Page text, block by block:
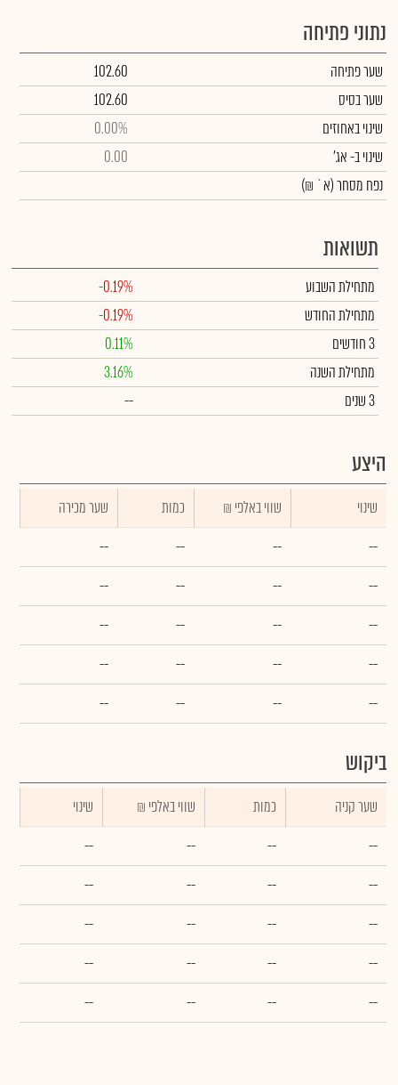
נתוני פתיחה
שער פתיחה
102.60
שער בסיס
102.60
שינוי באחוזים
0.00%
שינויב- אג'
0.00
נפח מסחר(א` ₪)
תשואות
מתחילת השבוע
-0.19%
מתחילת החודש
-0.19%
3 חודשים
0.11%
מתחילת השנה
3.16%
3 שנים
--
היצע
שינוי ₪ שווי באלפי כמות
שער מכירה
--
--
--
--
--
--
--
--
--
--
--
--
--
--
--
--
--
--
--
--
ביקוש
שער קניה כמות ₪ שווי באלפי
שינוי
--
--
--
--
--
--
--
--
--
--
--
--
--
--
--
--
--
--
--
--